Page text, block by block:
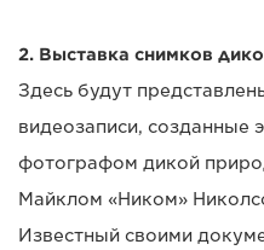
2. Выставка снимков
Здесь будут
видеозаписи, созданные
фотографом дикой
Майклом «Ником»
Известный своими